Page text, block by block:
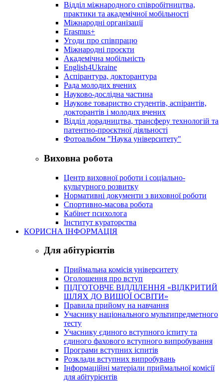
Відділ міжнародного співробітництва,
практики та академічної мобільності
Міжнародні організації
Erasmus+
Угоди про співпрацю
Міжнародні проєкти
Академічна мобільність
English4Ukraine
Аспірантура, докторантура
Рада молодих вчених
Науково-дослідна частина
Наукове товариство студентів, аспірантів,
докторантів і молодих вчених
Відділ дорадництва, трансферу технологій та
патентно-проєктної діяльності
Фотоальбом "Наука університету"
Виховна робота
Центр виховної роботи і соціально-
культурного розвитку
Нормативні документи з виховної роботи
Спортивно-масова робота
Кабінет психолога
Інститут кураторства
КОРИСНА ІНФОРМАЦІЯ
Для абітурієнтів
Приймальна комісія університету
Оголошення про вступ
ПІДГОТОВЧЕ ВІДДІЛЕННЯ «ВІДКРИТИЙ
ШЛЯХ ДО ВИЩОЇ ОСВІТИ»
Правила прийому на навчання
Учаснику національного мультипредметного
тесту
Учаснику єдиного вступного іспиту та
єдиного фахового вступного випробування
Програми вступних іспитів
Розклади вступних випробувань
Інформаційні матеріали приймальної комісії
для абітурієнтів